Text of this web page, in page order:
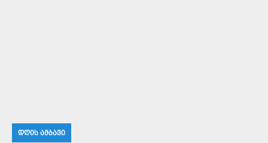
ᲓᲦᲘᲡ ᲐᲛᲑᲐᲕᲘ